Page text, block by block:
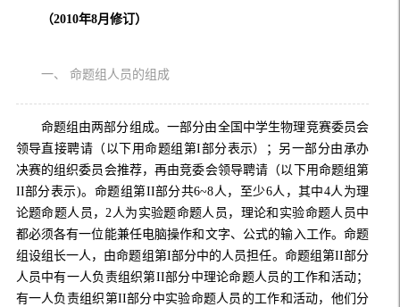
（2010年8月修订）
一、 命题组人员的组成
命题组由两部分组成。一部分由全国中学生物理竞赛委员会
领导直接聘请（以下用命题组第I部分表示）；另一部分由承办
决赛的组织委员会推荐，再由竞委会领导聘请（以下用命题组第
II部分表示)。命题组第II部分共6~8人，至少6人，其中4人为理
论题命题人员，2人为实验题命题人员，理论和实验命题人员中
都必须各有一位能兼任电脑操作和文字、公式的输入工作。命题
组设组长一人，由命题组第I部分中的人员担任。命题组第II部分
人员中有一人负责组织第II部分中理论命题人员的工作和活动；
有一人负责组织第II部分中实验命题人员的工作和活动，他们分